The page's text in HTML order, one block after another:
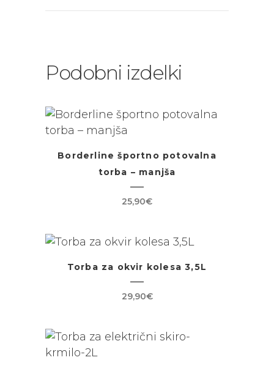
Podobni izdelki
Borderline športno potovalna
torba – manjša
25,90€
Torba za okvir kolesa 3,5L
29,90€